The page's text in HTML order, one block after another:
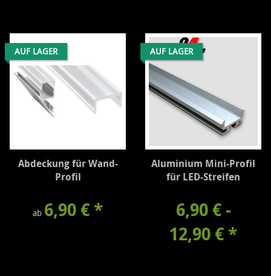
AUF LAGER
Abdeckung für Wand-
Profil
ab 6,90 € *
AUF LAGER
Aluminium Mini-Profil
für LED-Streifen
6,90 € -
12,90 € *